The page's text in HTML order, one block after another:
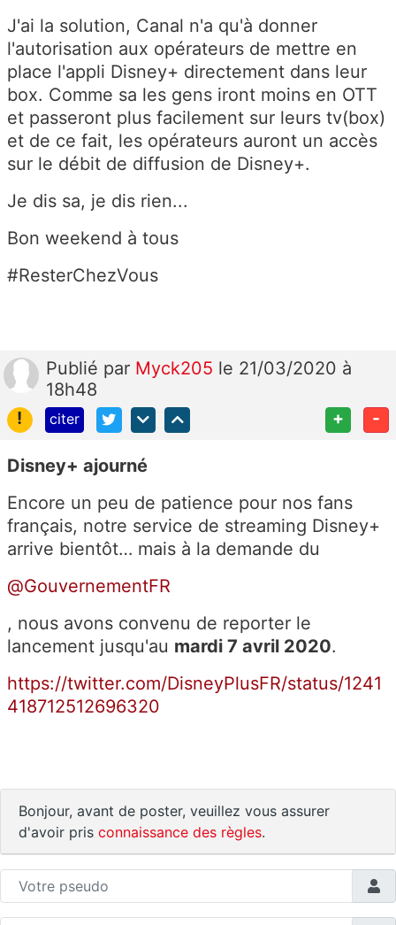
J'ai la solution, Canal n'a qu'à donner
l'autorisation aux opérateurs de mettre en
place l'appli Disney+ directement dans leur
box. Comme sa les gens iront moins en OTT
et passeront plus facilement sur leurs tv(box)
et de ce fait, les opérateurs auront un accès
sur le débit de diffusion de Disney+.
Je dis sa, je dis rien...
Bon weekend à tous
#ResterChezVous
Publié par Myck205 le 21/03/2020 à
18h48
!
citer + -
Disney+ ajourné
Encore un peu de patience pour nos fans
français, notre service de streaming Disney+
arrive bientôt… mais à la demande du
@GouvernementFR
, nous avons convenu de reporter le
lancement jusqu'au mardi 7 avril 2020.
https://twitter.com/DisneyPlusFR/status/1241
418712512696320
Bonjour, avant de poster, veuillez vous assurer
d'avoir pris connaissance des règles.